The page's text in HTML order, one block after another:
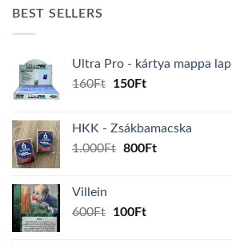
BEST SELLERS
Ultra Pro - kártya mappa lap
160Ft
Original
160Ft.
150FtCurrent
150Ft.
HKK - Zsákbamacska
1.000Ft Original
800FtCurrent
Villein
600Ft
Original
100FtCurrent